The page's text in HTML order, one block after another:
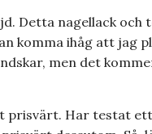
Detta nagellack
komma ihåg att jag
men det
prisvärt. Har testat